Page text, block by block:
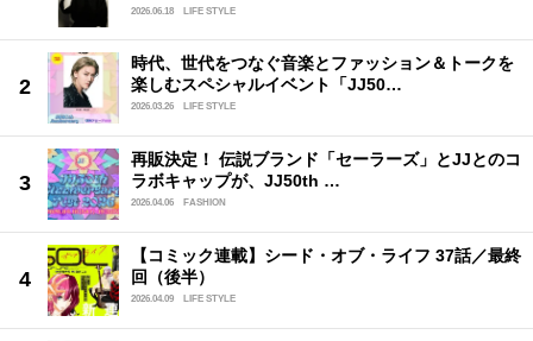
2026.06.18
LIFE STYLE
時代、世代をつなぐ音楽とファッション＆トークを
楽しむスペシャルイベント「JJ50…
2026.03.26 LIFE STYLE
再販決定！ 伝説ブランド「セーラーズ」とJJとのコ
ラボキャップが、JJ50th …
2026.04.06 FASHION
【コミック連載】シード・オブ・ライフ 37話／最終
回（後半）
2026.04.09 LIFE STYLE